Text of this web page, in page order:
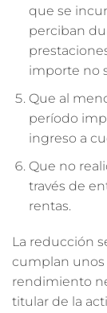
que se
perciban
importe no
Que al
período
ingreso a
Que no
través de
rentas.
La reducción
cumplan unos
rendimiento
titular de la